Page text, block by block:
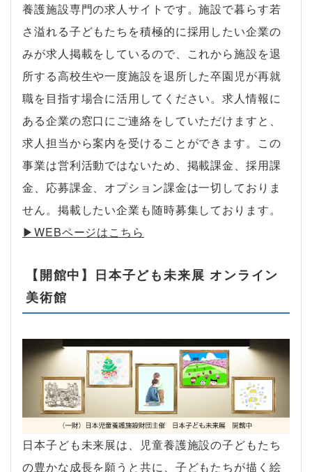
養護施設専門の求人サイトです。施設で暮らす若
さ溢れる子どもたちを積極的に採用したい企業の
みが求人掲載をしているので、これから施設を退
所する高校生や一度施設を退所した卒園児が再就
職を目指す場合に活用してください。求人情報に
ある企業の窓口にご連絡をしていただけますと、
求人担当から案内を受けることができます。この
事業は営利活動ではないため、掲載課金、採用課
金、応募課金、オプション課金は一切しておりま
せん。掲載したい企業も随時募集しております。
▶︎WEBページはこちら
【開館中】日本子ども未来展 オンライン
美術館
日本子ども未来展は、児童養護施設の子どもたち
の豊かな成長を願うと共に、子どもたちが描く絵